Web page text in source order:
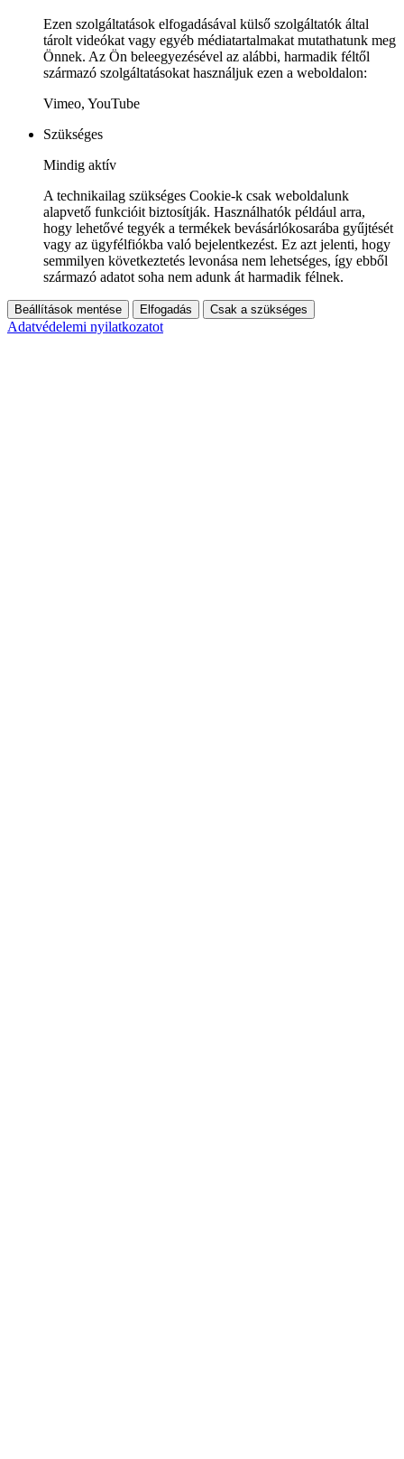
Ezen szolgáltatások elfogadásával külső szolgáltatók által
tárolt videókat vagy egyéb médiatartalmakat mutathatunk meg
Önnek. Az Ön beleegyezésével az alábbi, harmadik féltől
származó szolgáltatásokat használjuk ezen a weboldalon:
Vimeo, YouTube
Szükséges
Mindig aktív
A technikailag szükséges Cookie-k csak weboldalunk
alapvető funkcióit biztosítják. Használhatók például arra,
hogy lehetővé tegyék a termékek bevásárlókosarába gyűjtését
vagy az ügyfélfiókba való bejelentkezést. Ez azt jelenti, hogy
semmilyen következtetés levonása nem lehetséges, így ebből
származó adatot soha nem adunk át harmadik félnek.
Beállítások mentése Elfogadás Csak a szükséges
Adatvédelemi nyilatkozatot